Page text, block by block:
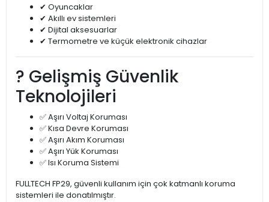
✔ Oyuncaklar
✔ Akıllı ev sistemleri
✔ Dijital aksesuarlar
✔ Termometre ve küçük elektronik cihazlar
?️ Gelişmiş Güvenlik
Teknolojileri
✅ Aşırı Voltaj Koruması
✅ Kısa Devre Koruması
✅ Aşırı Akım Koruması
✅ Aşırı Yük Koruması
✅ Isı Koruma Sistemi
FULLTECH FP29, güvenli kullanım için çok katmanlı koruma
sistemleri ile donatılmıştır.